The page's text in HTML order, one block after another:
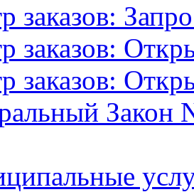
заказов:
заказов:
заказов:
Закон